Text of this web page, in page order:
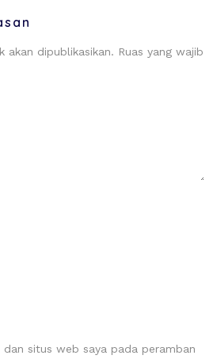
akan dipublikasikan. Ruas yang wajib
dan situs web saya pada peramban